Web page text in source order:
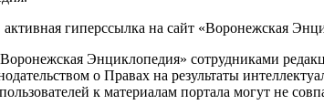
гиперссылка на сайт «Воронежская
Энциклопедия» сотрудниками
о Правах на результаты
к материалам портала могут не